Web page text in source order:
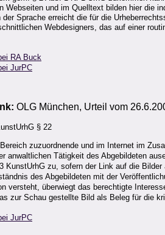
Webseiten und im Quelltext bilden hier die
Sprache erreicht die für die
Webdesigners, das auf einer
RA Buck
JurPC
OLG München, Urteil vom
§ 22
zuzuordnende und im Internet im
anwaltlichen Tätigkeit des Abgebildeten
KunstUrhG zu, sofern der Link auf die
des Abgebildeten mit der
versteht, überwiegt das berechtigte
zur Schau gestellte Bild als Beleg für die
JurPC